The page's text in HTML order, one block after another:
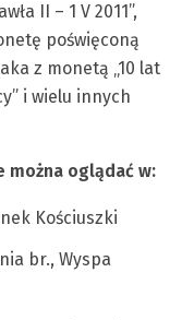
II – 1 V 2011”,
poświęconą
z monetą „10 lat
i wielu innych
można oglądać w:
Kościuszki
br., Wyspa